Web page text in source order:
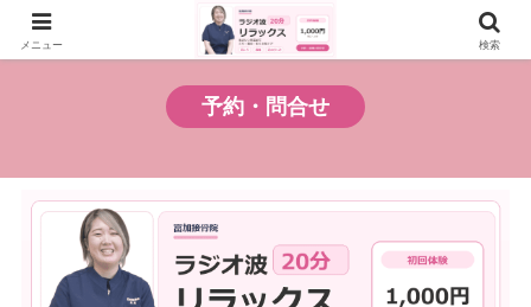
お試しプラン 料金プラン
予約・問合せ
メニュー 検索